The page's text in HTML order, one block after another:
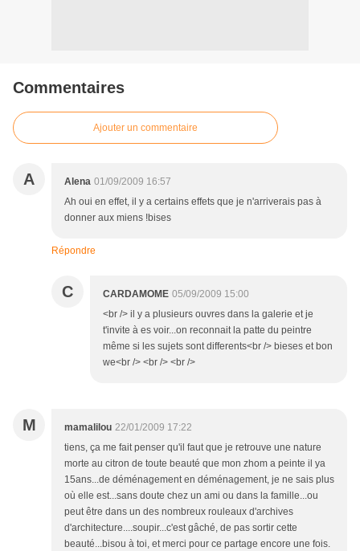
Commentaires
Ajouter un commentaire
A Alena 01/09/2009 16:57
Ah oui en effet, il y a certains effets que je n'arriverais pas à
donner aux miens !bises
Répondre
C CARDAMOME 05/09/2009 15:00
<br /> il y a plusieurs ouvres dans la galerie et je
t'invite à es voir...on reconnait la patte du peintre
même si les sujets sont differents<br /> bieses et bon
we<br /> <br /> <br />
M mamalilou 22/01/2009 17:22
tiens, ça me fait penser qu'il faut que je retrouve une nature
morte au citron de toute beauté que mon zhom a peinte il ya
15ans...de déménagement en déménagement, je ne sais plus
où elle est...sans doute chez un ami ou dans la famille...ou
peut être dans un des nombreux rouleaux d'archives
d'architecture....soupir...c'est gâché, de pas sortir cette
beauté...bisou à toi, et merci pour ce partage encore une fois.